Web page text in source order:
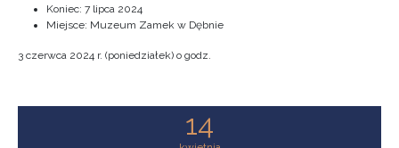
Koniec: 7 lipca 2024
Miejsce: Muzeum Zamek w Dębnie
3 czerwca 2024 r. (poniedziałek) o godz.
14